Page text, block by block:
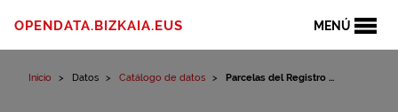
MENÚ
OPENDATA.BIZKAIA.EUS
Inicio Datos Catálogo de datos Parcelas del Registro ...